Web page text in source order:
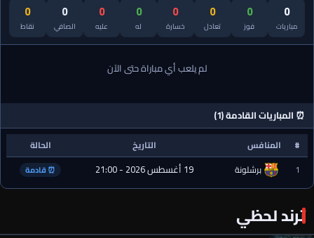
0
مباريات
0
فوز
0
تعادل
0
خسارة
0
له
0
عليه
0
الصافي
0
نقاط
لم يلعب أي مباراة حتى الآن
⏰ المباريات القادمة (1)
# المنافس التاريخ
الحالة
1
برشلونة 19 أغسطس 2026 - 21:00 ⏰ قادمة
ترند لحظي